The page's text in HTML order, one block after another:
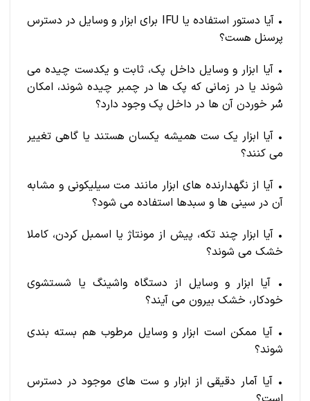
• آیا دستور استفاده یا IFU برای ابزار و وسایل در دسترس
پرسنل هست؟
• آیا ابزار و وسایل داخل پک، ثابت و یکدست چیده می
شوند یا در زمانی که پک ها در چمبر چیده شوند، امکان
سُر خوردن آن ها در داخل پک وجود دارد؟
• آیا ابزار یک ست همیشه یکسان هستند یا گاهی تغییر
می کنند؟
• آیا از نگهدارنده های ابزار مانند مت سیلیکونی و مشابه
آن در سینی ها و سبدها استفاده می شود؟
• آیا ابزار چند تکه، پیش از مونتاژ یا اسمبل کردن، کاملا
خشک می شوند؟
• آیا ابزار و وسایل از دستگاه واشینگ یا شستشوی
خودکار، خشک بیرون می آیند؟
• آیا ممکن است ابزار و وسایل مرطوب هم بسته بندی
شوند؟
• آیا آمار دقیقی از ابزار و ست های موجود در دسترس